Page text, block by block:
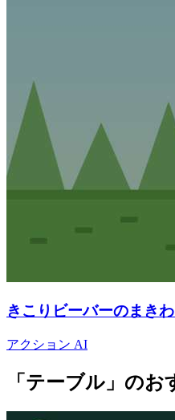
きこりビーバーのまき
アクション AI
「テーブル」のお